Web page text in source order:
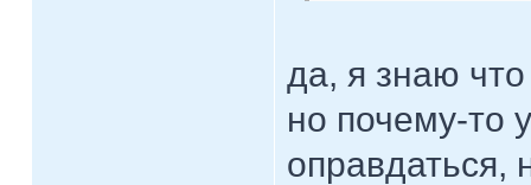
да, я знаю
но почему-то
оправдаться,